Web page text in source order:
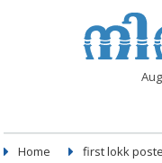
Home first lokk